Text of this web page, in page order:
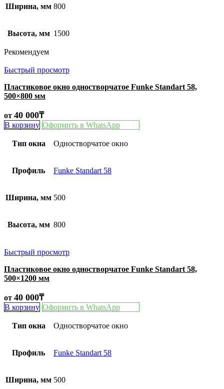
Ширина, мм 800
Высота, мм 1500
Рекомендуем
Быстрый просмотр
Пластиковое окно одностворчатое Funke Standart 58,
500×800 мм
от 40 000₸
В корзину Оформить в WhatsApp
Тип окна Одностворчатое окно
Профиль Funke Standart 58
Ширина, мм 500
Высота, мм 800
Быстрый просмотр
Пластиковое окно одностворчатое Funke Standart 58,
500×1200 мм
от 40 000₸
В корзину Оформить в WhatsApp
Тип окна Одностворчатое окно
Профиль Funke Standart 58
Ширина, мм 500